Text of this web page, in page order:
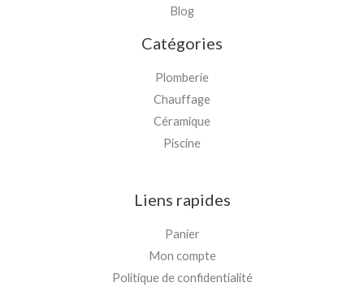
Blog
Catégories
Plomberie
Chauffage
Céramique
Piscine
Liens rapides
Panier
Mon compte
Politique de confidentialité